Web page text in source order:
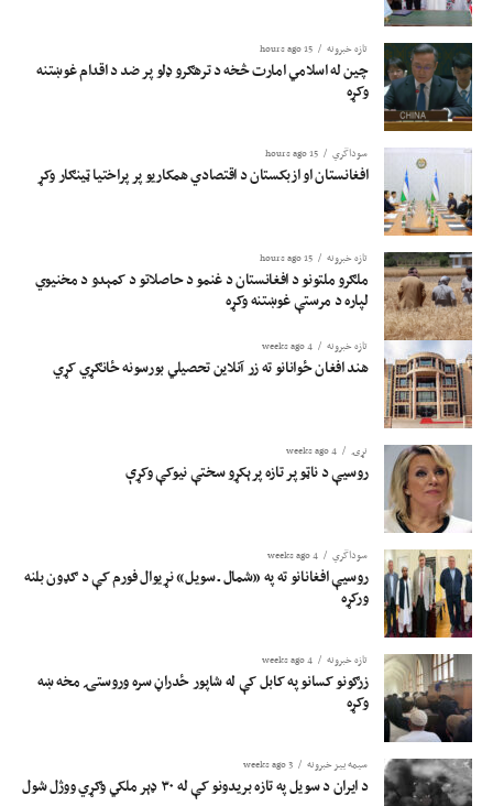
تازه خبرونه 15 hours ago
چین له اسلامي امارت څخه د ترهګرو ډلو پر ضد د اقدام غوښتنه
وکړه
سوداگري 15 hours ago
افغانستان او ازبکستان د اقتصادي همکاریو پر پراختیا ټینګار وکړ
تازه خبرونه 15 hours ago
ملګرو ملتونو د افغانستان د غنمو د حاصلاتو د کمېدو د مخنیوي
لپاره د مرستې غوښتنه وکړه
تازه خبرونه 4 weeks ago
هند افغان ځوانانو ته زر آنلاین تحصیلي بورسونه ځانګړي کړي
نړۍ 4 weeks ago
روسیې د ناټو پر تازه پرېکړو سختې نیوکې وکړې
سوداگري 4 weeks ago
روسیې افغانانو ته په «شمال ـ سویل» نړیوال فورم کې د ګډون بلنه
ورکړه
تازه خبرونه 4 weeks ago
زرګونو کسانو په کابل کې له شاپور ځدراڼ سره وروستۍ مخه ښه
وکړه
سیمه ییز خبرونه 3 weeks ago
د ایران د سویل په تازه بریدونو کې له ۳۰ ډېر ملکي وګړي ووژل شول